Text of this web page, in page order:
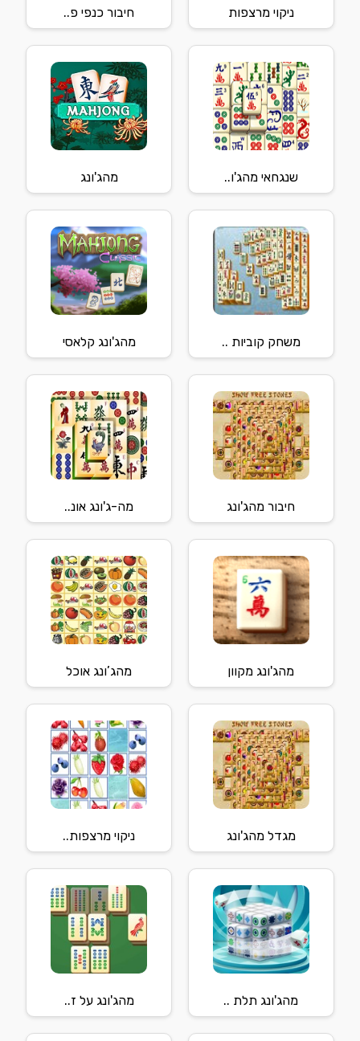
ניקוי מרצפות חיבור כנפי פ..
שנגחאי מהג'ו.. מהג'ונג
משחק קוביות .. מהג'ונג קלאסי
חיבור מהג'ונג מה-ג'ונג אונ..
מהג'ונג מקוון מהג’ונג אוכל
מגדל מהג'ונג ניקוי מרצפות..
מהג'ונג תלת .. מהג'ונג על ז..